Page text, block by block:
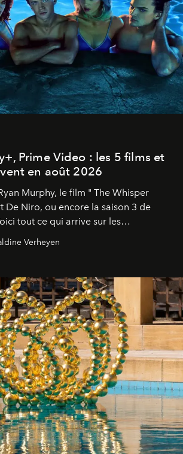
Prime Video : les 5 films et
en août 2026
Murphy, le film " The Whisper
De Niro, ou encore la saison 3 de
tout ce qui arrive sur les
en août 2026.
Verheyen